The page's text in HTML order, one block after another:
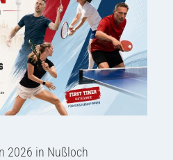
2026 in Nußloch